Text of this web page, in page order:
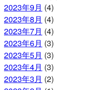
2023年9月 (4)
2023年8月 (4)
2023年7月 (4)
2023年6月 (3)
2023年5月 (3)
2023年4月 (3)
2023年3月 (2)